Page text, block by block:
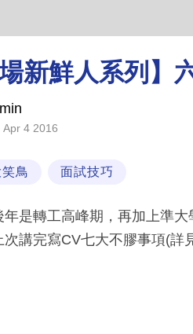
場新鮮人系列】
Apr 4 2016
鳥 面試技巧
年是轉工高峰期，再加上準
講完寫CV七大不膠事項(詳